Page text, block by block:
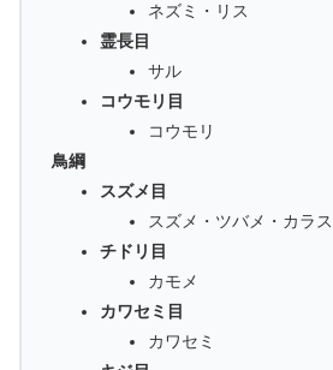
ネズミ・リス
霊長目
サル
コウモリ目
コウモリ
鳥綱
スズメ目
スズメ・ツバメ・カラス
チドリ目
カモメ
カワセミ目
カワセミ